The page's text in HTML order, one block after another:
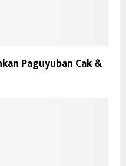
Paguyuban Cak &